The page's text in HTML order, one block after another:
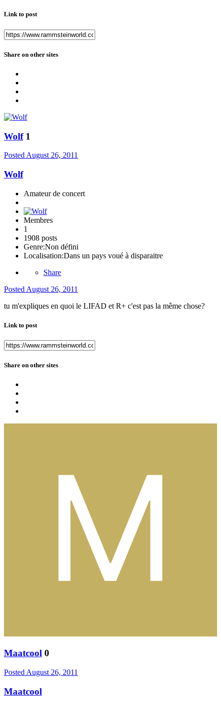
Link to post
Share on other sites
Wolf 1
Posted August 26, 2011
Wolf
Amateur de concert
Membres
1
1908 posts
Genre:Non défini
Localisation:Dans un pays voué à disparaitre
Share
Posted August 26, 2011
tu m'expliques en quoi le LIFAD et R+ c'est pas la même chose?
Link to post
Share on other sites
Maatcool 0
Posted August 26, 2011
Maatcool